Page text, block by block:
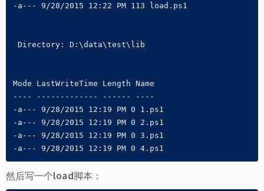
-a--- 9/28/2015 12:22 PM 113 load.ps1
Directory: D:\data\test\lib
Mode LastWriteTime Length Name
---- ------------- ------ ----
-a--- 9/28/2015 12:19 PM 0 1.ps1
-a--- 9/28/2015 12:19 PM 0 2.ps1
-a--- 9/28/2015 12:19 PM 0 3.ps1
-a--- 9/28/2015 12:19 PM 0 4.ps1
然后写一个load脚本：